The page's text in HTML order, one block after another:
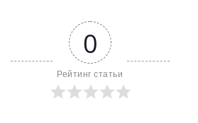
0
Рейтинг статьи